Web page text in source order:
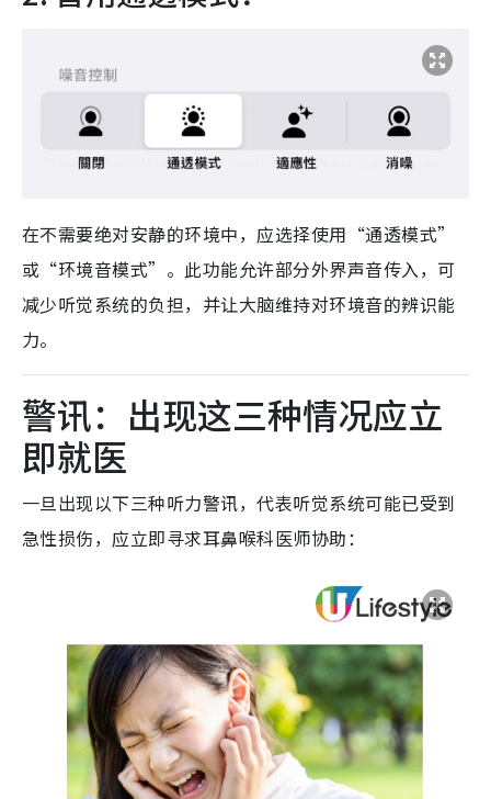
在不需要绝对安静的环境中，应选择使用“通透模式”
或“环境音模式”。此功能允许部分外界声音传入，可
减少听觉系统的负担，并让大脑维持对环境音的辨识能
力。
警讯：出现这三种情况应立
即就医
一旦出现以下三种听力警讯，代表听觉系统可能已受到
急性损伤，应立即寻求耳鼻喉科医师协助：